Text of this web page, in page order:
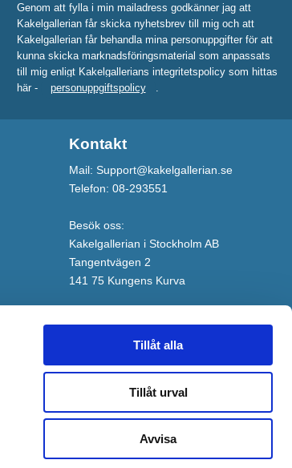
Tillåt alla
Tillåt urval
Avvisa
Genom att fylla i min mailadress godkänner jag att
Kakelgallerian får skicka nyhetsbrev till mig och att
Kakelgallerian får behandla mina personuppgifter för att
kunna skicka marknadsföringsmaterial som anpassats
till mig enligt Kakelgallerians integritetspolicy som hittas
här -
personuppgiftspolicy
Kontakt
Mail: Support@kakelgallerian.se
Telefon: 08-293551
Besök oss:
Kakelgallerian i Stockholm AB
Tangentvägen 2
141 75 Kungens Kurva